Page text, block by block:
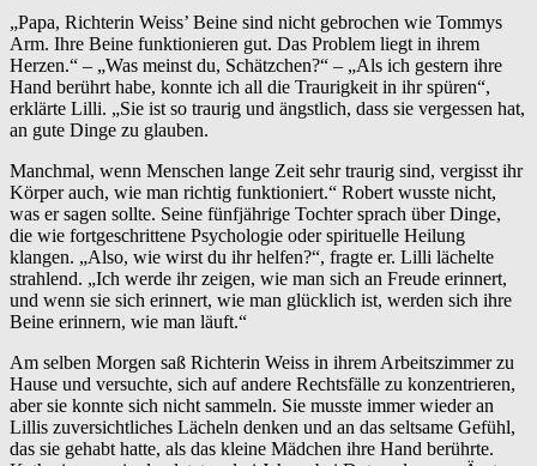
„Papa, Richterin Weiss’ Beine sind nicht gebrochen wie Tommys
Arm. Ihre Beine funktionieren gut. Das Problem liegt in ihrem
Herzen.“ – „Was meinst du, Schätzchen?“ – „Als ich gestern ihre
Hand berührt habe, konnte ich all die Traurigkeit in ihr spüren“,
erklärte Lilli. „Sie ist so traurig und ängstlich, dass sie vergessen hat,
an gute Dinge zu glauben.
Manchmal, wenn Menschen lange Zeit sehr traurig sind, vergisst ihr
Körper auch, wie man richtig funktioniert.“ Robert wusste nicht,
was er sagen sollte. Seine fünfjährige Tochter sprach über Dinge,
die wie fortgeschrittene Psychologie oder spirituelle Heilung
klangen. „Also, wie wirst du ihr helfen?“, fragte er. Lilli lächelte
strahlend. „Ich werde ihr zeigen, wie man sich an Freude erinnert,
und wenn sie sich erinnert, wie man glücklich ist, werden sich ihre
Beine erinnern, wie man läuft.“
Am selben Morgen saß Richterin Weiss in ihrem Arbeitszimmer zu
Hause und versuchte, sich auf andere Rechtsfälle zu konzentrieren,
aber sie konnte sich nicht sammeln. Sie musste immer wieder an
Lillis zuversichtliches Lächeln denken und an das seltsame Gefühl,
das sie gehabt hatte, als das kleine Mädchen ihre Hand berührte.